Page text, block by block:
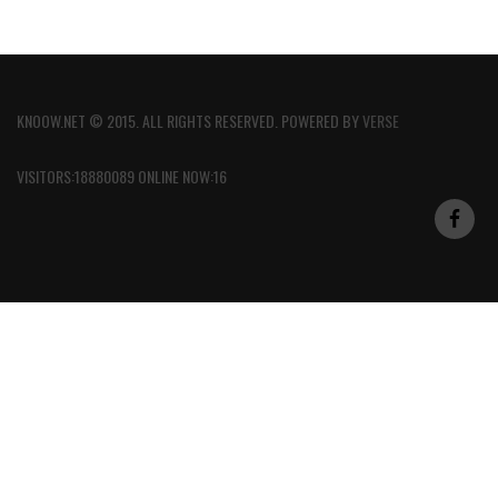
KNOOW.NET © 2015. ALL RIGHTS RESERVED. POWERED BYVERSE
VISITORS:18880089 ONLINE NOW:16